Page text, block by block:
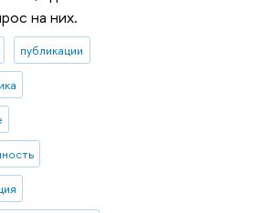
на них.
публикации